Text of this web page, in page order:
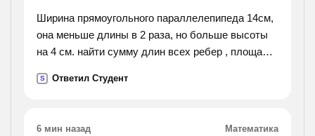
Ширина прямоугольного параллелепипеда 14см,
она меньше длины в 2 раза, но больше высоты
на 4 см. найти сумму длин всех ребер , площадь
S Ответил Студент
6 мин назад Математика